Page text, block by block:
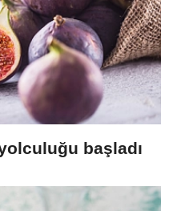
başladı